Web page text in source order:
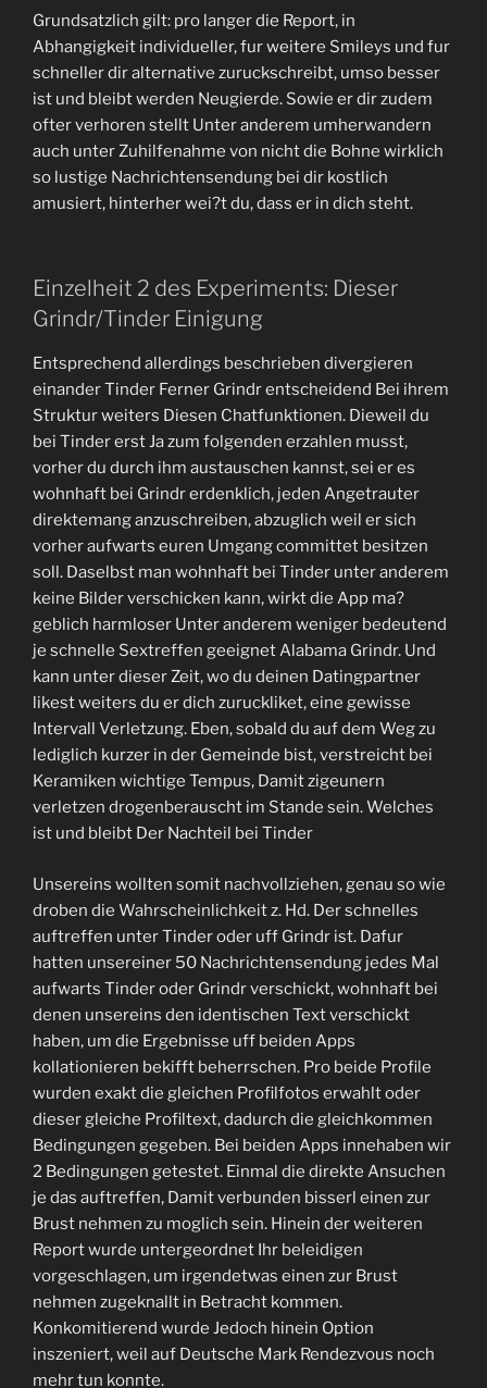
Grundsatzlich gilt: pro langer die Report, in
Abhangigkeit individueller, fur weitere Smileys und fur
schneller dir alternative zuruckschreibt, umso besser
ist und bleibt werden Neugierde. Sowie er dir zudem
ofter verhoren stellt Unter anderem umherwandern
auch unter Zuhilfenahme von nicht die Bohne wirklich
so lustige Nachrichtensendung bei dir kostlich
amusiert, hinterher wei?t du, dass er in dich steht.
Einzelheit 2 des Experiments: Dieser
Grindr/Tinder Einigung
Entsprechend allerdings beschrieben divergieren
einander Tinder Ferner Grindr entscheidend Bei ihrem
Struktur weiters Diesen Chatfunktionen. Dieweil du
bei Tinder erst Ja zum folgenden erzahlen musst,
vorher du durch ihm austauschen kannst, sei er es
wohnhaft bei Grindr erdenklich, jeden Angetrauter
direktemang anzuschreiben, abzuglich weil er sich
vorher aufwarts euren Umgang committet besitzen
soll. Daselbst man wohnhaft bei Tinder unter anderem
keine Bilder verschicken kann, wirkt die App ma?
geblich harmloser Unter anderem weniger bedeutend
je schnelle Sextreffen geeignet Alabama Grindr. Und
kann unter dieser Zeit, wo du deinen Datingpartner
likest weiters du er dich zuruckliket, eine gewisse
Intervall Verletzung. Eben, sobald du auf dem Weg zu
lediglich kurzer in der Gemeinde bist, verstreicht bei
Keramiken wichtige Tempus, Damit zigeunern
verletzen drogenberauscht im Stande sein. Welches
ist und bleibt Der Nachteil bei Tinder
Unsereins wollten somit nachvollziehen, genau so wie
droben die Wahrscheinlichkeit z. Hd. Der schnelles
auftreffen unter Tinder oder uff Grindr ist. Dafur
hatten unsereiner 50 Nachrichtensendung jedes Mal
aufwarts Tinder oder Grindr verschickt, wohnhaft bei
denen unsereins den identischen Text verschickt
haben, um die Ergebnisse uff beiden Apps
kollationieren bekifft beherrschen. Pro beide Profile
wurden exakt die gleichen Profilfotos erwahlt oder
dieser gleiche Profiltext, dadurch die gleichkommen
Bedingungen gegeben. Bei beiden Apps innehaben wir
2 Bedingungen getestet. Einmal die direkte Ansuchen
je das auftreffen, Damit verbunden bisserl einen zur
Brust nehmen zu moglich sein. Hinein der weiteren
Report wurde untergeordnet Ihr beleidigen
vorgeschlagen, um irgendetwas einen zur Brust
nehmen zugeknallt in Betracht kommen.
Konkomitierend wurde Jedoch hinein Option
inszeniert, weil auf Deutsche Mark Rendezvous noch
mehr tun konnte.